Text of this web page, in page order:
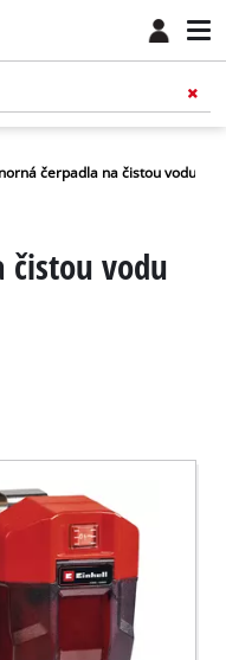
čerpadla na čistou vodu
čistou vodu